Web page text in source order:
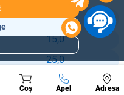
10,0
15,0
25,0
35,0
Coș Apel Adresa
A suna
populare
de